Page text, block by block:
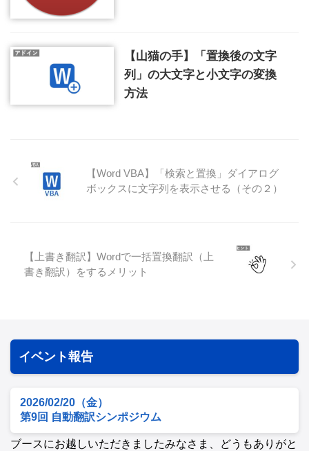
【山猫の手】「置換後の文字
列」の大文字と小文字の変換
方法
【Word VBA】「検索と置換」ダイアログ
ボックスに文字列を表示させる（その２）
【上書き翻訳】Wordで一括置換翻訳（上
書き翻訳）をするメリット
イベント報告
2026/02/20（金）
第9回 自動翻訳シンポジウム
ブースにお越しいただきましたみなさま、どうもありがと